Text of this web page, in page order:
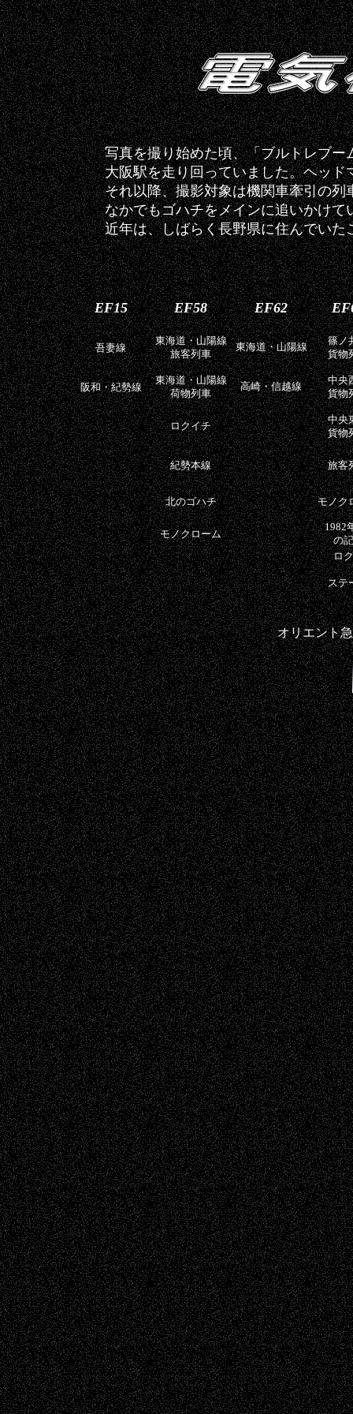
写真を撮り始めた頃、「ブルトレブ
大阪駅を走り回っていました。ヘッ
それ以降、撮影対象は機関車牽引の列
なかでもゴハチをメインに追いかけて
近年は、しばらく長野県に住んでいた
EF15 EF58 EF62
吾妻線
東海道・山陽線
旅客列車
東海道・山陽線
篠ノ
貨物
阪和・紀勢線
東海道・山陽線
荷物列車
高崎・信越線
中央
貨物
ロクイチ
中央
貨物
紀勢本線 旅客
北のゴハチ モノク
モノクローム
1982
の
ロ
ナ
ステ
オリエント